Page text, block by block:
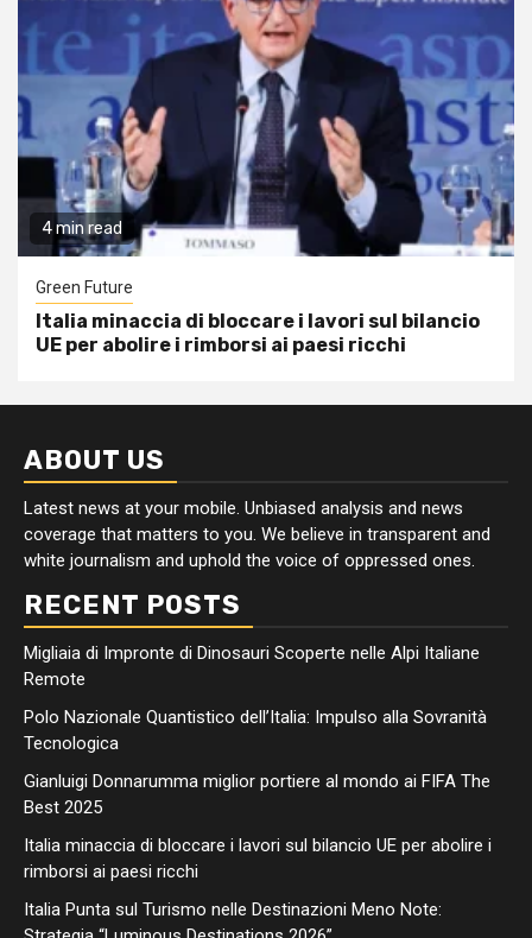
4 min read
Green Future
Italia minaccia di bloccare i lavori sul bilancio
UE per abolire i rimborsi ai paesi ricchi
ABOUT US
Latest news at your mobile. Unbiased analysis and news
coverage that matters to you. We believe in transparent and
white journalism and uphold the voice of oppressed ones.
RECENT POSTS
Migliaia di Impronte di Dinosauri Scoperte nelle Alpi Italiane
Remote
Polo Nazionale Quantistico dell’Italia: Impulso alla Sovranità
Tecnologica
Gianluigi Donnarumma miglior portiere al mondo ai FIFA The
Best 2025
Italia minaccia di bloccare i lavori sul bilancio UE per abolire i
rimborsi ai paesi ricchi
Italia Punta sul Turismo nelle Destinazioni Meno Note: